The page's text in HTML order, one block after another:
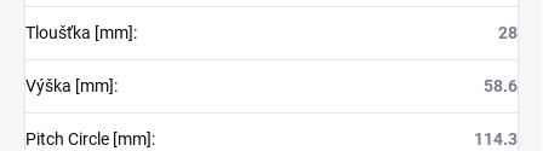
Tloušťka [mm]: 28
Výška [mm]: 58.6
Pitch Circle [mm]: 114.3